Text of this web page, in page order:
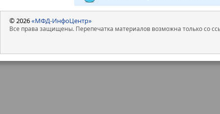
© 2026«МФД-ИнфоЦентр»
Все права защищены. Перепечатка материалов возможна только со